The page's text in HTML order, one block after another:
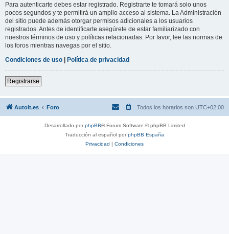
Para autenticarte debes estar registrado. Registrarte te tomará solo unos
pocos segundos y te permitirá un amplio acceso al sistema. La Administración
del sitio puede además otorgar permisos adicionales a los usuarios
registrados. Antes de identificarte asegúrete de estar familiarizado con
nuestros términos de uso y políticas relacionadas. Por favor, lee las normas de
los foros mientras navegas por el sitio.
Condiciones de uso | Política de privacidad
Registrarse
Autoit.es Foro Todos los horarios son UTC+02:00
Desarrollado porphpBB® Forum Software © phpBB Limited
Traducción al español porphpBB España
Privacidad | Condiciones